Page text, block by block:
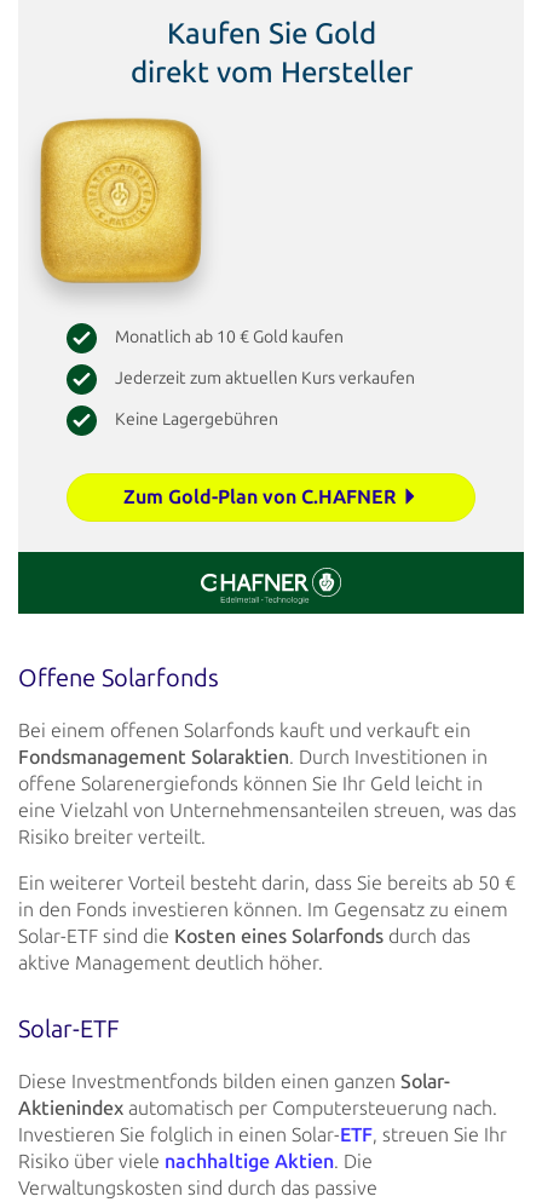
Kaufen Sie Gold
direkt vom Hersteller
Monatlich ab 10 € Gold kaufen
Jederzeit zum aktuellen Kurs verkaufen
Keine Lagergebühren
Zum Gold-Plan von C.HAFNER
Offene Solarfonds
Bei einem offenen Solarfonds kauft und verkauft ein
Fondsmanagement Solaraktien. Durch Investitionen in
offene Solarenergiefonds können Sie Ihr Geld leicht in
eine Vielzahl von Unternehmensanteilen streuen, was das
Risiko breiter verteilt.
Ein weiterer Vorteil besteht darin, dass Sie bereits ab 50 €
in den Fonds investieren können. Im Gegensatz zu einem
Solar-ETF sind die Kosten eines Solarfonds durch das
aktive Management deutlich höher.
Solar-ETF
Diese Investmentfonds bilden einen ganzen Solar-
Aktienindex automatisch per Computersteuerung nach.
Investieren Sie folglich in einen Solar-ETF, streuen Sie Ihr
Risiko über viele nachhaltige Aktien. Die
Verwaltungskosten sind durch das passive